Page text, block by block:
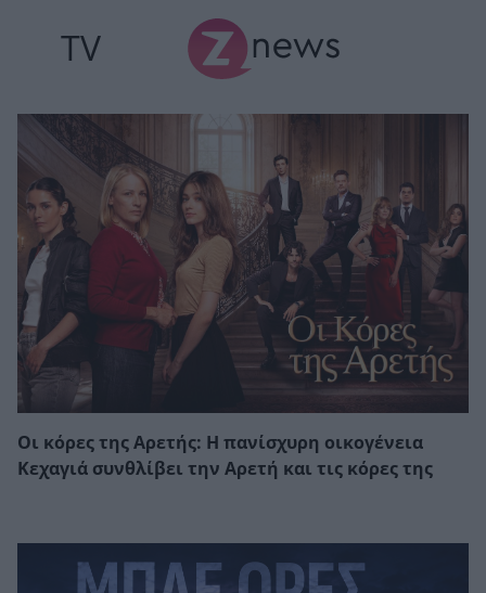
TV
Οι κόρες της Αρετής: Η πανίσχυρη οικογένεια
Κεχαγιά συνθλίβει την Αρετή και τις κόρες της